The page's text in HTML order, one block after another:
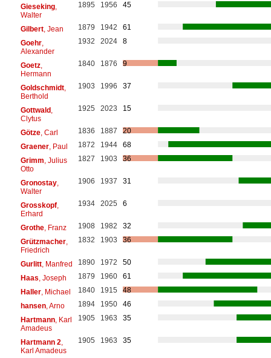
Gieseking,
Walter
1895 1956 45
Gilbert, Jean 1879 1942
61
Goehr,
Alexander
1932 2024 8
Goetz,
Hermann
1840 1876 9
Goldschmidt,
Berthold
1903 1996 37
Gottwald ,
Clytus
1925 2023 15
Götze, Carl 1836 1887
20
Graener, Paul 1872 1944
68
Grimm, Julius
Otto
1827 1903 36
Gronostay,
Walter
1906 1937 31
Grosskopf,
Erhard
1934 2025 6
Grothe, Franz 1908 1982
32
Grützmacher,
Friedrich
1832 1903 36
Gurlitt, Manfred 1890 1972
50
Haas, Joseph 1879 1960
61
Haller, Michael 1840 1915
48
hansen, Arno 1894 1950
46
Hartmann, Karl
Amadeus
1905 1963 35
Hartmann 2,
Karl Amadeus
1905 1963 35